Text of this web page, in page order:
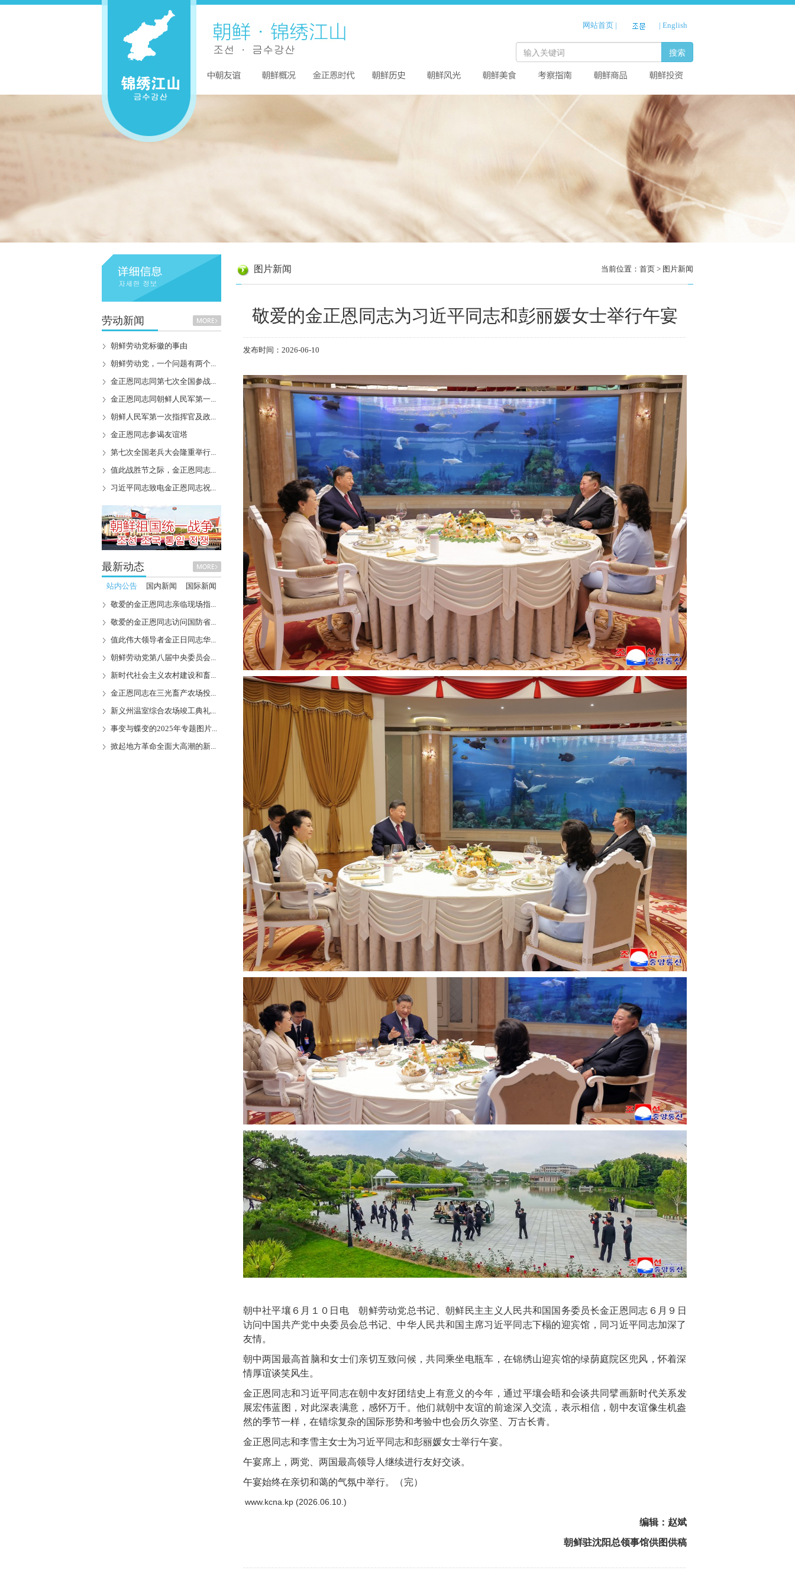
网站首页| | English
搜索
劳动新闻
朝鲜劳动党标徽的事由
朝鲜劳动党，一个问题有两个...
金正恩同志同第七次全国参战...
金正恩同志同朝鲜人民军第一...
朝鲜人民军第一次指挥官及政...
金正恩同志参谒友谊塔
第七次全国老兵大会隆重举行...
值此战胜节之际，金正恩同志...
习近平同志致电金正恩同志祝...
最新动态
站内公告 国内新闻 国际新闻
敬爱的金正恩同志亲临现场指...
敬爱的金正恩同志访问国防省...
值此伟大领导者金正日同志华...
朝鲜劳动党第八届中央委员会...
新时代社会主义农村建设和畜...
金正恩同志在三光畜产农场投...
新义州温室综合农场竣工典礼...
事变与蝶变的2025年专题图片...
掀起地方革命全面大高潮的新...
图片新闻 当前位置： 首页 > 图片新闻
敬爱的金正恩同志为习近平同志和彭丽媛女士举行午宴
发布时间：2026-06-10
朝中社平壤６月１０日电 朝鲜劳动党总书记、朝鲜民主主义人民共和国国务委员长金正恩 同志６月９日
访问中国共产党中央委员会总书记、中华人民共和国主席习近平同志下榻的迎宾馆，同习近平同志加深了
友情。
朝中两国最高首脑和女士们亲切互致问候，共同乘坐电瓶车，在锦绣山迎宾馆的绿荫庭院区兜风，怀着深
情厚谊谈笑风生。
金正恩 同志和习近平同志在朝中友好团结史上有意义的今年，通过平壤会晤和会谈共同擘画新时代关系发
展宏伟蓝图，对此深表满意，感怀万千。他们就朝中友谊的前途深入交流，表示相信，朝中友谊像生机盎
然的季节一样，在错综复杂的国际形势和考验中也会历久弥坚、万古长青。
金正恩 同志和李雪主女士为习近平同志和彭丽媛女士举行午宴。
午宴席上，两党、两国最高领导人继续进行友好交谈。
午宴始终在亲切和蔼的气氛中举行。（完）
www.kcna.kp (2026.06.10.)
编辑：赵斌
朝鲜驻沈阳总领事馆供图供稿